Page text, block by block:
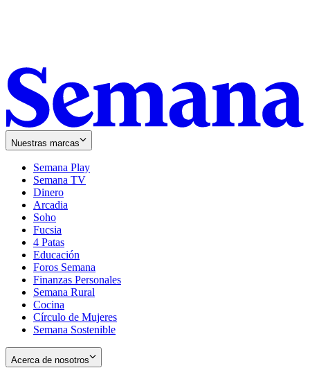
Nuestras marcas
Semana Play
Semana TV
Dinero
Arcadia
Soho
in
new
window
Fucsia
in
new
window
4 Patas
Educación
Foros Semana
Finanzas Personales
Semana Rural
Cocina
Círculo de Mujeres
Semana Sostenible
Acerca de nosotros